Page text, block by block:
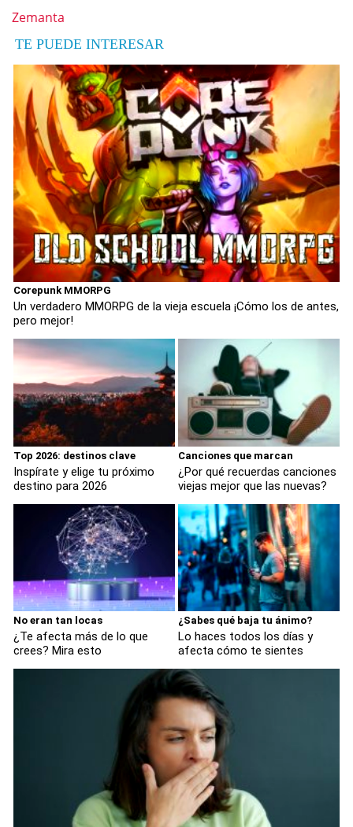
Zemanta
TE PUEDE INTERESAR
Corepunk MMORPG
Un verdadero MMORPG de la vieja escuela ¡Cómo los de antes,
pero mejor!
Top 2026: destinos clave
Inspírate y elige tu próximo
destino para 2026
Canciones que marcan
¿Por qué recuerdas canciones
viejas mejor que las nuevas?
No eran tan locas
¿Te afecta más de lo que
crees? Mira esto
¿Sabes qué baja tu ánimo?
Lo haces todos los días y
afecta cómo te sientes